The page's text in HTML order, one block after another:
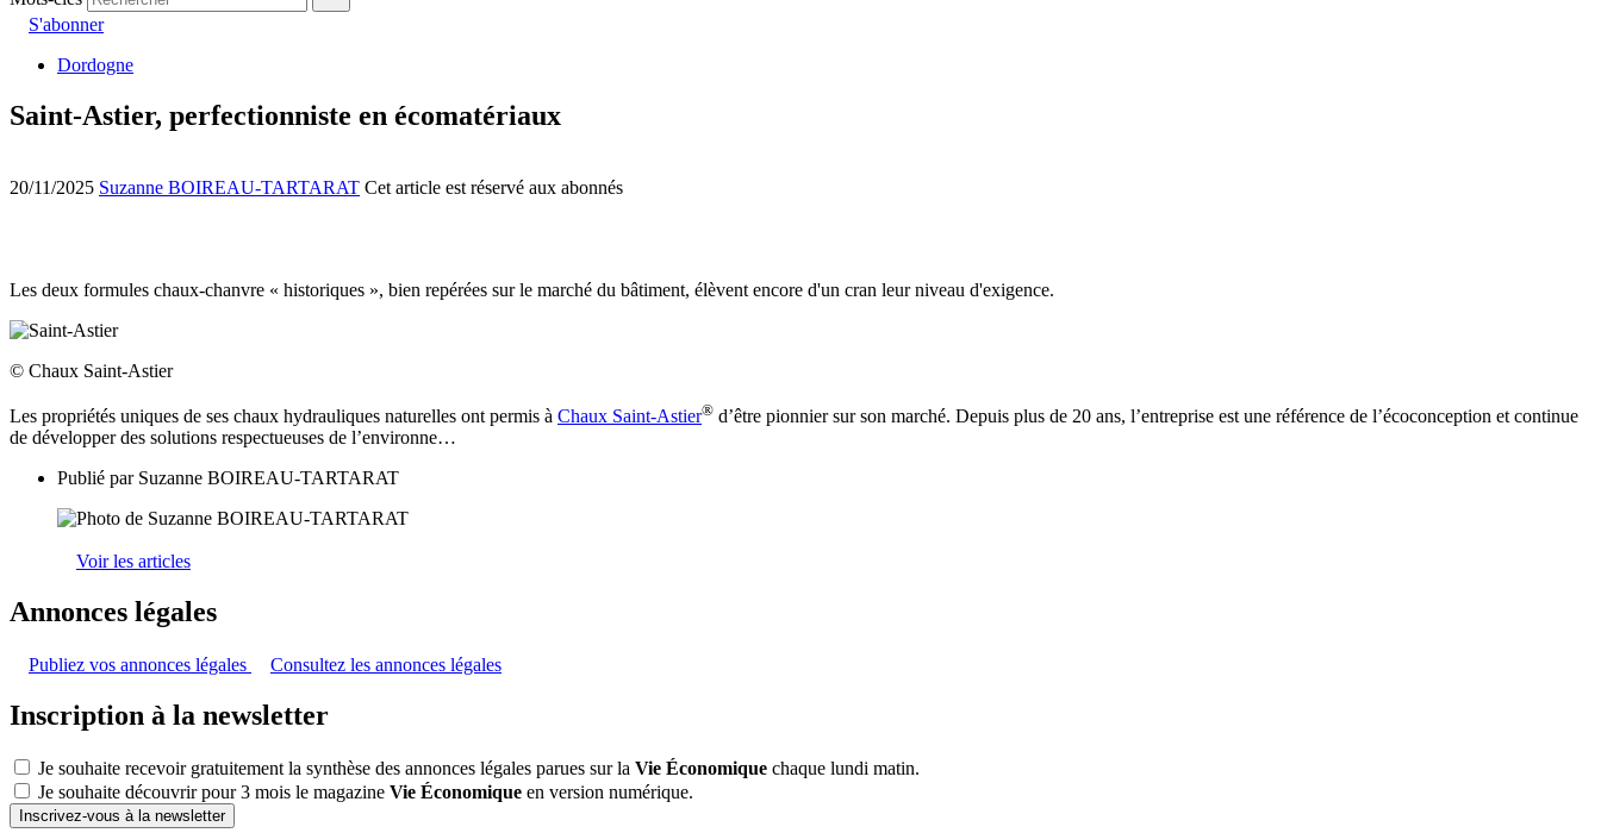
S'abonner
Dordogne
Saint-Astier, perfectionniste en écomatériaux
20/11/2025 Suzanne BOIREAU-TARTARAT Cet article est réservé aux abonnés
Les deux formules chaux-chanvre « historiques », bien repérées sur le marché du bâtiment, élèvent encore d'un cran leur niveau d'exigence.
© Chaux Saint-Astier
Les propriétés uniques de ses chaux hydrauliques naturelles ont permis à Chaux Saint-Astier® d’être pionnier sur son marché. Depuis plus de 20 ans, l’entreprise est une référence de l’écoconception et continue
de développer des solutions respectueuses de l’environne…
Publié par Suzanne BOIREAU-TARTARAT
Voir les articles
Annonces légales
Publiez vos annonces légales Consultez les annonces légales
Inscription à la newsletter
Je souhaite recevoir gratuitement la synthèse des annonces légales parues sur la Vie Économique chaque lundi matin.
Je souhaite découvrir pour 3 mois le magazine Vie Économique en version numérique.
Inscrivez-vous à la newsletter